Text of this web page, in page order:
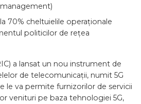
70% cheltuielile operaționale
politicilor de rețea
a lansat un nou instrument de
de telecomunicații, numit 5G
le va permite furnizorilor de servicii
venituri pe baza tehnologiei 5G,